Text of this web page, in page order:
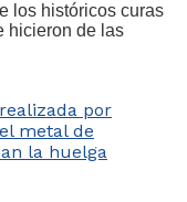
los históricos curas
hicieron de las